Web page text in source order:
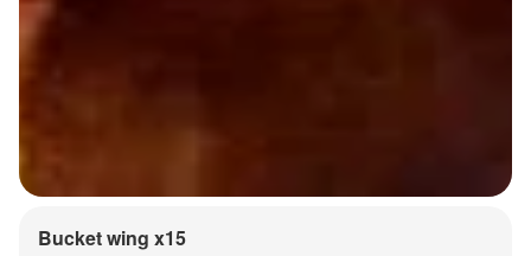
Bucket wing x15